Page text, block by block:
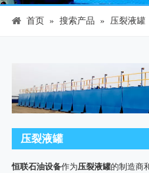
首页 » 搜索产品 » 压裂液罐
压裂液罐
恒联石油设备作为压裂液罐的制造商